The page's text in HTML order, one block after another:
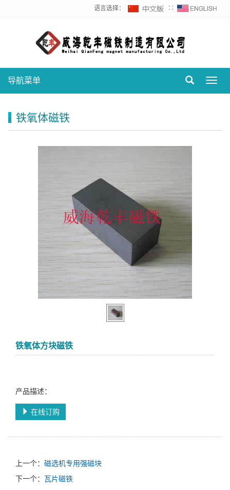
语言选择： ∷
导航菜单
铁氧体磁铁
铁氧体方块磁铁
产品描述：
在线订购
上一个： 磁选机专用强磁块
下一个： 瓦片磁铁